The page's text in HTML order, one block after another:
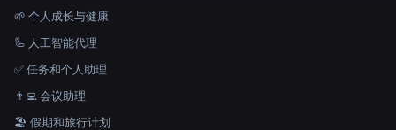
🌱 个人成长与健康
🦾 人工智能代理
✅ 任务和个人助理
👨‍💻 会议助理
🏖 假期和旅行计划